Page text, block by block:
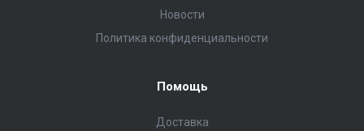
Новости
Политика конфиденциальности
Помощь
Доставка